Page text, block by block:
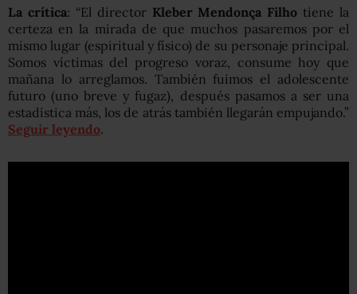
La crítica: “El director Kleber Mendonça Filho tiene la
certeza en la mirada de que muchos pasaremos por el
mismo lugar (espiritual y físico) de su personaje principal.
Somos víctimas del progreso voraz, consume hoy que
mañana lo arreglamos. También fuimos el adolescente
futuro (uno breve y fugaz), después pasamos a ser una
estadística más, los de atrás también llegarán empujando.”
Seguir leyendo.